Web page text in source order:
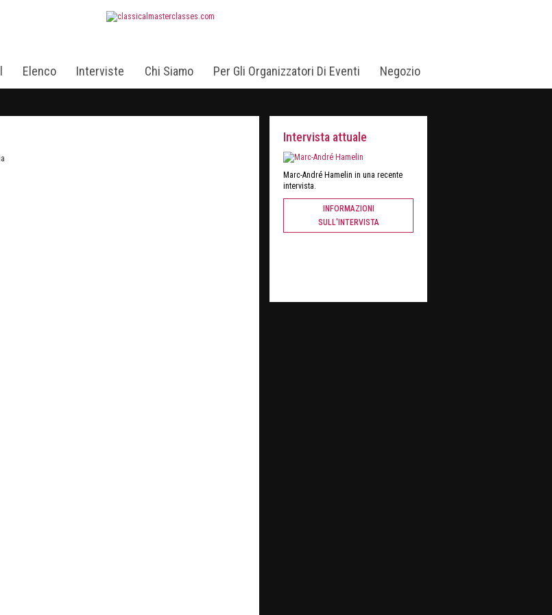
Elenco Interviste Chi Siamo Per Gli Organizzatori Di Eventi Negozio
Intervista attuale
Marc-André Hamelin in una recente
intervista.
INFORMAZIONI
SULL'INTERVISTA